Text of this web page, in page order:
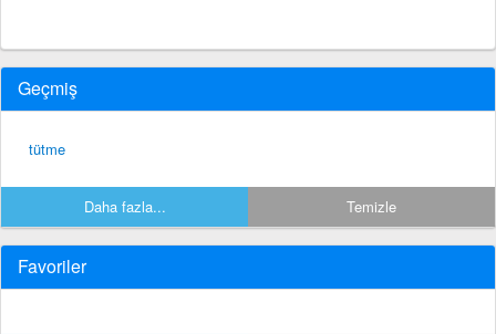
Geçmiş
tütme
Daha fazla... Temizle
Favoriler